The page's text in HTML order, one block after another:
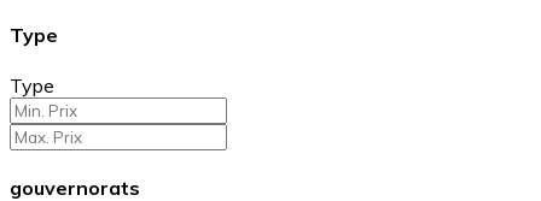
Type
Type
gouvernorats